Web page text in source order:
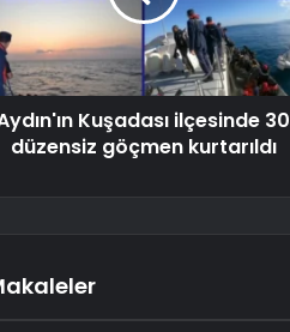
Kuşadası ilçesinde 30
düzensiz göçmen kurtarıldı